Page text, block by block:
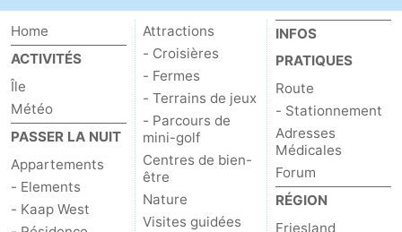
Home
ACTIVITÉS
Île
Météo
PASSER LA NUIT
Appartements
- Elements
- Kaap West
Attractions
- Croisières
- Fermes
- Terrains de jeux
- Parcours de
mini-golf
Centres de bien-
être
Nature
Visites guidées
INFOS
PRATIQUES
Route
- Stationnement
Adresses
Médicales
Forum
RÉGION
Friesland